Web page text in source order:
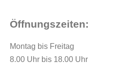
Öffnungszeiten:
Montag bis Freitag
8.00 Uhr bis 18.00 Uhr